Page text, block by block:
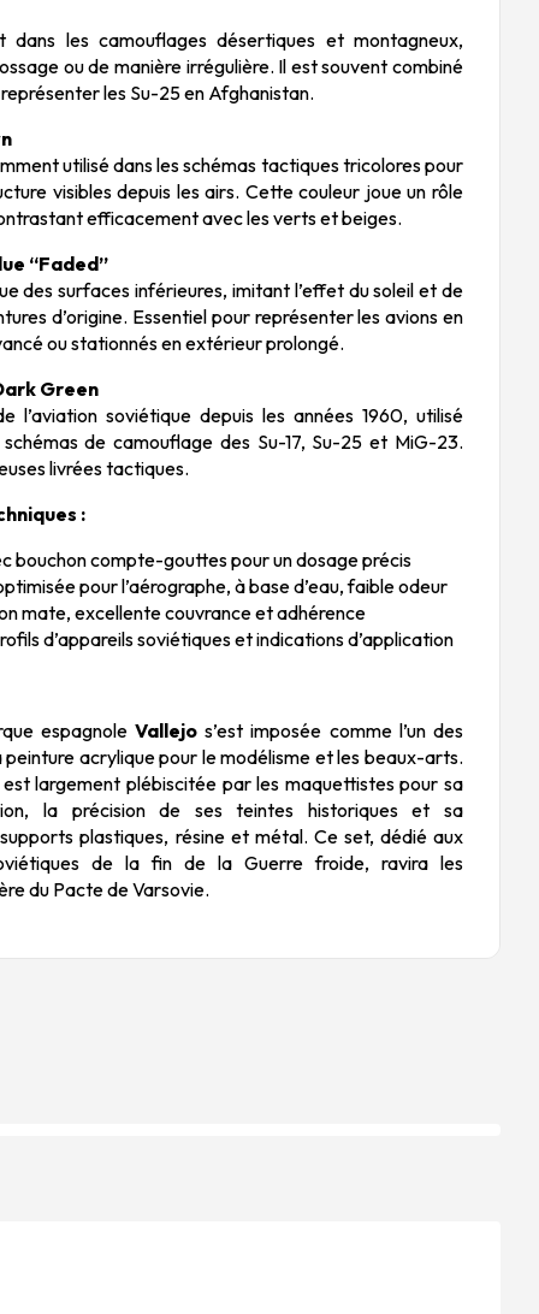
dans les camouflages désertiques et montagneux,
ou de manière irrégulière. Il est souvent combiné
les Su-25 en Afghanistan.
utilisé dans les schémas tactiques tricolores pour
visibles depuis les airs. Cette couleur joue un rôle
efficacement avec les verts et beiges.
“Faded”
des surfaces inférieures, imitant l’effet du soleil et de
d’origine. Essentiel pour représenter les avions en
ou stationnés en extérieur prolongé.
Green
l’aviation soviétique depuis les années 1960, utilisé
de camouflage des Su-17, Su-25 et MiG-23.
livrées tactiques.
:
bouchon compte-gouttes pour un dosage précis
pour l’aérographe, à base d’eau, faible odeur
mate, excellente couvrance et adhérence
d’appareils soviétiques et indications d’application
espagnoleVallejo s’est imposée comme l’un des
acrylique pour le modélisme et les beaux-arts.
est largement plébiscitée par les maquettistes pour sa
la précision de ses teintes historiques et sa
plastiques, résine et métal. Ce set, dédié aux
de la fin de la Guerre froide, ravira les
du Pacte de Varsovie.